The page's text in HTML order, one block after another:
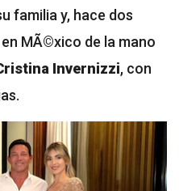
familia y, hace dos
MÃ©xico de la mano
Invernizzi, con